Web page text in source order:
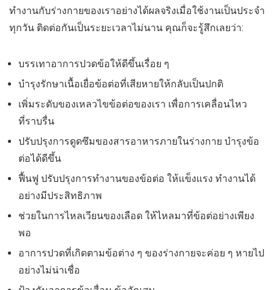
ทำงานกับร่างกายของเราอย่างได้ผลจริงเมื่อใช้งานเป็นประจำ
ทุกวัน ติดต่อกันเป็นระยะเวลาไม่นาน คุณก็จะรู้สึกเลยว่า:
บรรเทาอาการปวดข้อให้ดีขึ้นเรื่อย ๆ
บำรุงรักษาเนื้อเยื่อข้อต่อที่เสียหายให้กลับเป็นปกติ
เพิ่มระดับของเหลวไขข้อต่อของเรา เพื่อการเคลื่อนไหว
ที่ราบรื่น
ปรับปรุงการดูดซึมของสารอาหารภายในร่างกาย บำรุงข้อ
ต่อได้ดีขึ้น
ฟื้นฟู ปรับปรุงการทำงานของข้อต่อ ให้แข็งแรง ทำงานได้
อย่างมีประสิทธิภาพ
ช่วยในการไหลเวียนของเลือด ให้ไหลมาที่ข้อต่อย่างเพียง
พอ
อาการปวดที่เกิดตามข้อต่าง ๆ ของร่างกายจะค่อย ๆ หายไป
อย่างไม่น่าเชื่อ